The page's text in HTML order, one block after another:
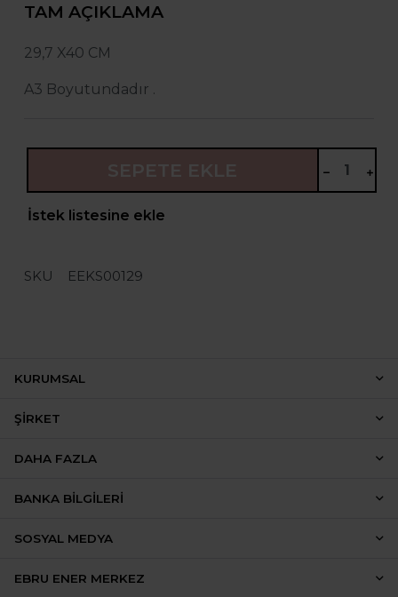
TAM AÇIKLAMA
29,7 X40 CM
A3 Boyutundadır .
İstek listesine ekle
SKU EEKS00129
KURUMSAL
ŞIRKET
DAHA FAZLA
BANKA BILGILERI
SOSYAL MEDYA
EBRU ENER MERKEZ